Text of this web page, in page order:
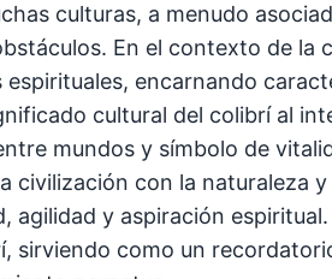
culturas, a menudo
En el contexto de la
encarnando
cultural del colibrí al
mundos y símbolo de
civilización con la naturaleza
agilidad y aspiración
sirviendo como un